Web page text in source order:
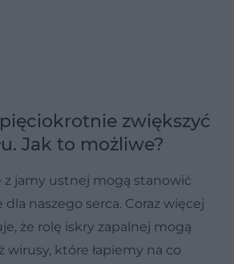
zwiększyć
Jak to możliwe?
jamy ustnej mogą stanowić
naszego serca. Coraz więcej
że rolę iskry zapalnej mogą
wirusy, które łapiemy na co